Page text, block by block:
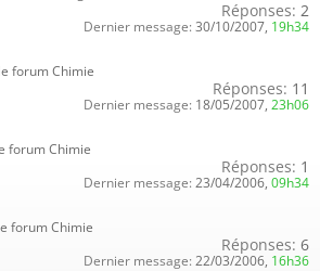
Réponses: 2
Dernier message: 30/10/2007, 19h34
forum Chimie
Réponses: 11
Dernier message: 18/05/2007, 23h06
forum Chimie
Réponses: 1
Dernier message: 23/04/2006, 09h34
forum Chimie
Réponses: 6
Dernier message: 22/03/2006, 16h36